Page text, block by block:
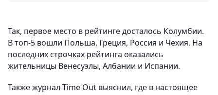
Так, первое место в рейтинге досталось Колумбии.
В топ-5 вошли Польша, Греция, Россия и Чехия. На
последних строчках рейтинга оказались
жительницы Венесуэлы, Албании и Испании.
Также журнал Time Out выяснил, где в настоящее